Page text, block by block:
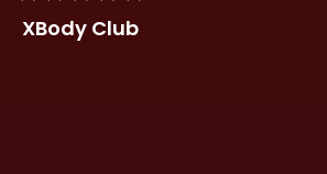
XBody Club